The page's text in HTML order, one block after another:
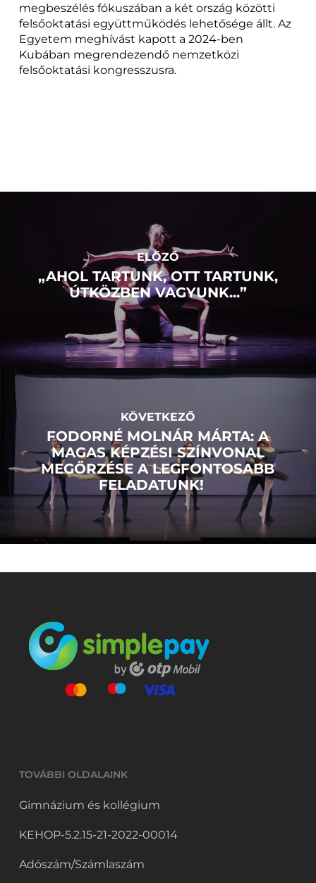
megbeszélés fókuszában a két ország közötti
felsőoktatási együttműködés lehetősége állt. Az
Egyetem meghívást kapott a 2024-ben
Kubában megrendezendő nemzetközi
felsőoktatási kongresszusra.
ELŐZŐ
„AHOL TARTUNK, OTT TARTUNK,
ÚTKÖZBEN VAGYUNK...”
KÖVETKEZŐ
FODORNÉ MOLNÁR MÁRTA: A
MAGAS KÉPZÉSI SZÍNVONAL
MEGŐRZÉSE A LEGFONTOSABB
FELADATUNK!
TOVÁBBI OLDALAINK
Gimnázium és kollégium
KEHOP-5.2.15-21-2022-00014
Adószám/Számlaszám